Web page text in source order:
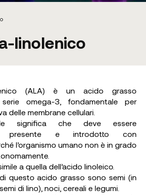
linolenico
(ALA) è un acido grasso
omega-3, fondamentale per
delle membrane cellulari.
significa che deve essere
presente e introdotto con
l’organismo umano non è in grado
a quella dell’acido linoleico.
questo acido grasso sono semi (in
di lino), noci, cereali e legumi.